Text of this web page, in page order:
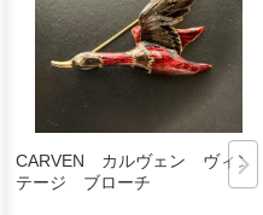
CARVEN カルヴェン ヴィン
テージ ブローチ